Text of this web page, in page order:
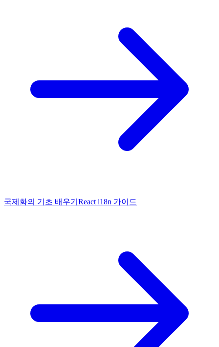
국제화의 기초 배우기 React i18n 가이드